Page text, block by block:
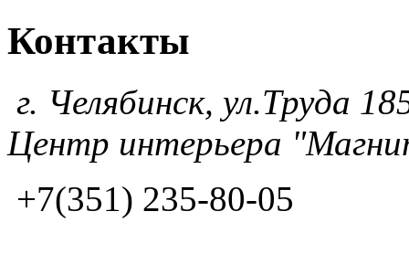
Контакты
г. Челябинск, ул.Труда
Центр интерьера
+7(351) 235-80-05